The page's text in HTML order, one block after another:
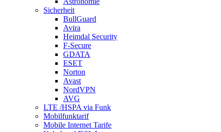
Sicherheit
BullGuard
Avira
Heimdal Security
F-Secure
GDATA
ESET
Norton
Avast
NordVPN
AVG
LTE /HSPA via Funk
Mobilfunktarif
Mobile Internet Tarife